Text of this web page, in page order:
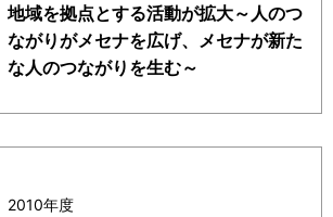
地域を拠点とする活動が拡大～人のつ
ながりがメセナを広げ、メセナが新た
な人のつながりを生む～
2010年度